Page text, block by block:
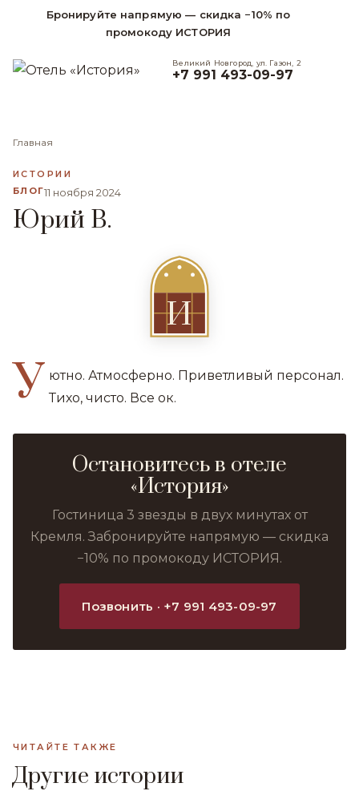
Бронируйте напрямую — скидка −10% по
промокоду ИСТОРИЯ
Великий Новгород, ул. Газон, 2
+7 991 493-09-97
Главная
ИСТОРИИ
БЛОГ11 ноября 2024
Юрий В.
И
У ютно. Атмосферно. Приветливый персонал.
Тихо, чисто. Все ок.
Остановитесь в отеле
«История»
Гостиница 3 звезды в двух минутах от
Кремля. Забронируйте напрямую — скидка
−10% по промокоду ИСТОРИЯ.
Позвонить · +7 991 493-09-97
ЧИТАЙТЕ ТАКЖЕ
Другие истории